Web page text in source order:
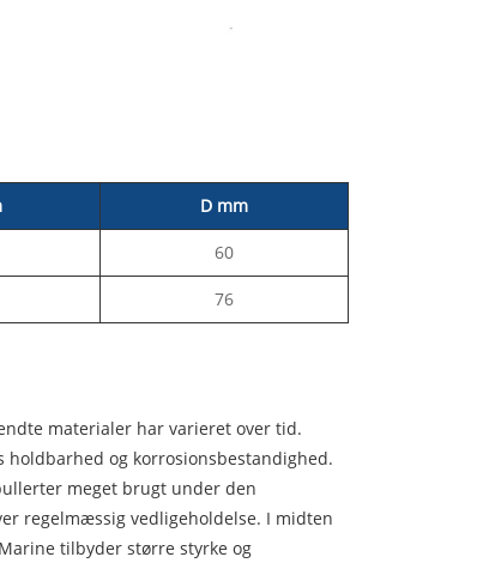
D mm
60
76
materialer har varieret over tid.
og korrosionsbestandighed.
meget brugt under den
regelmæssig vedligeholdelse. I midten
tilbyder større styrke og